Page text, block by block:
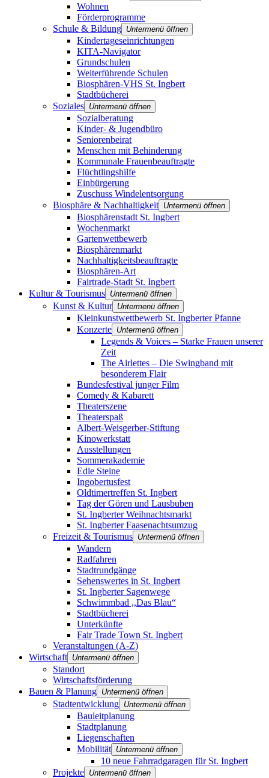
Wohnen
Förderprogramme
Schule & Bildung Untermenü öffnen
Kindertageseinrichtungen
KITA-Navigator
Grundschulen
Weiterführende Schulen
Biosphären-VHS St. Ingbert
Stadtbücherei
Soziales Untermenü öffnen
Sozialberatung
Kinder- & Jugendbüro
Seniorenbeirat
Menschen mit Behinderung
Kommunale Frauenbeauftragte
Flüchtlingshilfe
Einbürgerung
Zuschuss Windelentsorgung
Biosphäre & Nachhaltigkeit Untermenü öffnen
Biosphärenstadt St. Ingbert
Wochenmarkt
Gartenwettbewerb
Biosphärenmarkt
Nachhaltigkeitsbeauftragte
Biosphären-Art
Fairtrade-Stadt St. Ingbert
Kultur & Tourismus Untermenü öffnen
Kunst & Kultur Untermenü öffnen
Kleinkunstwettbewerb St. Ingberter Pfanne
Konzerte Untermenü öffnen
Legends & Voices – Starke Frauen unserer
Zeit
The Airlettes – Die Swingband mit
besonderem Flair
Bundesfestival junger Film
Comedy & Kabarett
Theaterszene
Theaterspaß
Albert-Weisgerber-Stiftung
Kinowerkstatt
Ausstellungen
Sommerakademie
Edle Steine
Ingobertusfest
Oldtimertreffen St. Ingbert
Tag der Gören und Lausbuben
St. Ingberter Weihnachtsmarkt
St. Ingberter Faasenachtsumzug
Freizeit & Tourismus Untermenü öffnen
Wandern
Radfahren
Stadtrundgänge
Sehenswertes in St. Ingbert
St. Ingberter Sagenwege
Schwimmbad ,,Das Blau“
Stadtbücherei
Unterkünfte
Fair Trade Town St. Ingbert
Veranstaltungen (A-Z)
Wirtschaft Untermenü öffnen
Standort
Wirtschaftsförderung
Bauen & Planung Untermenü öffnen
Stadtentwicklung Untermenü öffnen
Bauleitplanung
Stadtplanung
Liegenschaften
Mobilität Untermenü öffnen
10 neue Fahrradgaragen für St. Ingbert
Projekte Untermenü öffnen